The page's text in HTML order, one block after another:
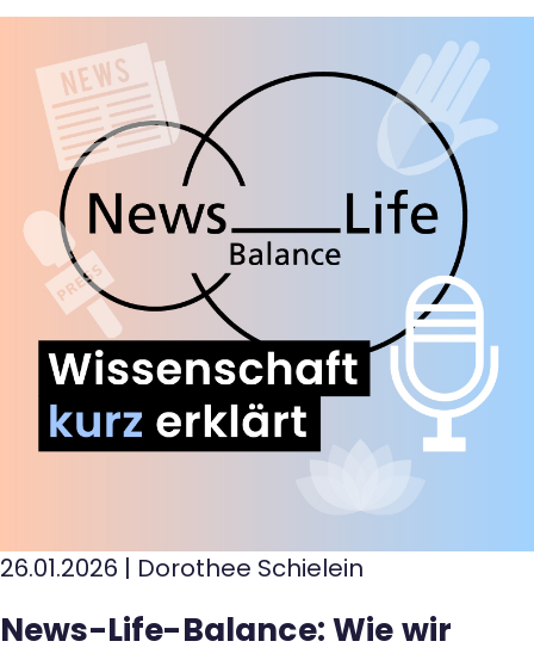
26.01.2026 | Dorothee Schielein
News-Life-Balance: Wie wir